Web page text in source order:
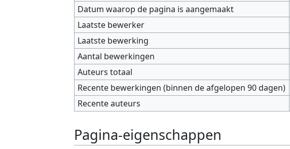
Datum waarop de pagina is aangemaakt
Laatste bewerker
Laatste bewerking
Aantal bewerkingen
Auteurs totaal
Recente bewerkingen (binnen de afgelopen 90 dagen)
Recente auteurs
Pagina-eigenschappen